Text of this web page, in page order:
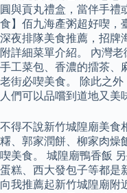
圓與貢丸禮盒，當伴手禮
食】佰九海產粥超好喫，
深夜排隊美食推薦，招牌
附詳細菜單介紹。 內灣
手工菜包、香濃的擂茶、
老街必喫美食。 除此之
人們可以品嚐到道地又美
不得不說新竹城隍廟美食
糬、郭家潤餅、柳家肉燥
喫美食。 城隍廟鴨香飯
蛋糕、西大發包子等都是
向我推薦起新竹城隍廟附